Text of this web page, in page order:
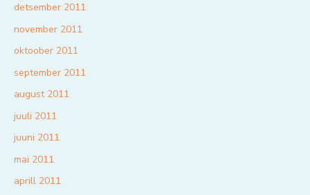
detsember 2011
november 2011
oktoober 2011
september 2011
august 2011
juuli 2011
juuni 2011
mai 2011
aprill 2011